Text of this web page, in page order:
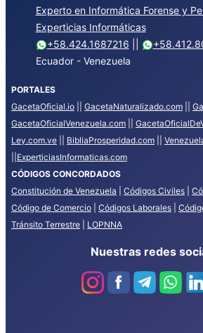
Experto en Informática Forense y
Experticias Informáticas
+58.424.1687216
Ecuador - Venezuela
PORTALES
GacetaOficial.io
GacetaNaturalizado.com
GacetaOficialVenezuela.com
Ley.com.ve
BibliaProsperidad.com
ExperticiasInformaticas.com
CÓDIGOS CONCORDADOS
Constitución de Venezuela
Códigos Civiles
Código de Comercio
Códigos Laborales
Tránsito Terrestre
LOPNNA
Nuestras redes